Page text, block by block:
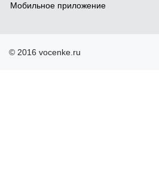
Мобильное приложение
© 2016 vocenke.ru